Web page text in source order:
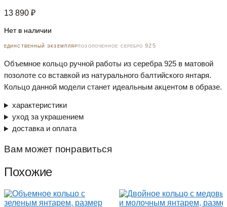
13 890 ₽
Нет в наличии
единственный экземплярпозолоченное серебро 925
Объемное кольцо ручной работы из серебра 925 в матовой
позолоте со вставкой из натурального балтийского янтаря.
Кольцо данной модели станет идеальным акцентом в образе.
характеристики
уход за украшением
доставка и оплата
Вам может понравиться
Похожие